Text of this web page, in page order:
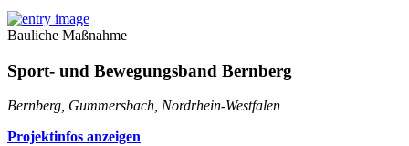
Bauliche Maßnahme
Sport- und Bewegungsband Bernberg
Bernberg, Gummersbach, Nordrhein-Westfalen
Projektinfos anzeigen